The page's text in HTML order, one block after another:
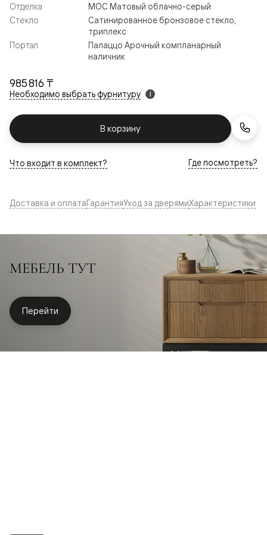
985 816 ₸
Необходимо выбрать фурнитуру i
В корзину
Отделка
МОС Матовый облачно-серый
Стекло
Сатинированное бронзовое стекло,
триплекс
Портал
Палаццо Арочный компланарный
наличник
Что входит в комплект? Где посмотреть?
Доставка и оплатаГарантияУход за дверямиХарактеристики
МЕБЕЛЬ ТУТ
Перейти